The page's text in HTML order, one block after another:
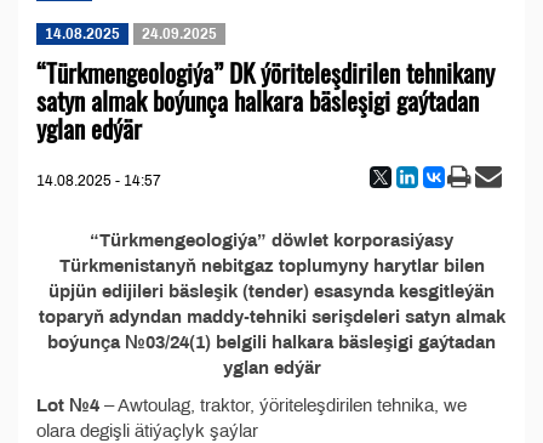
14.08.2025 24.09.2025
“Türkmengeologiýa” DK ýöriteleşdirilen tehnikany
satyn almak boýunça halkara bäsleşigi gaýtadan
yglan edýär
14.08.2025 - 14:57
“Türkmengeologiýa” döwlet korporasiýasy
Türkmenistanyň nebitgaz toplumyny harytlar bilen
üpjün edijileri bäsleşik (tender) esasynda kesgitleýän
toparyň adyndan maddy-tehniki serişdeleri satyn almak
boýunça №03/24(1) belgili halkara bäsleşigi gaýtadan
yglan edýär
Lot №4 – Awtoulag, traktor, ýöriteleşdirilen tehnika, we
olara degişli ätiýaçlyk şaýlar